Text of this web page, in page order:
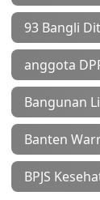
93 Bangli
anggota
Bangunan
Banten
BPJS